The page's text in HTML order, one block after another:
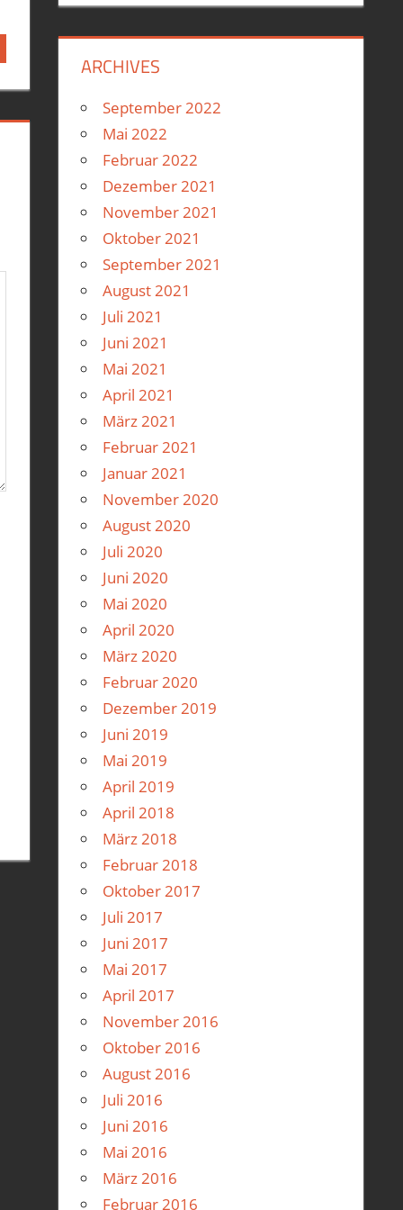
ARCHIVES
September 2022
Mai 2022
Februar 2022
Dezember 2021
November 2021
Oktober 2021
September 2021
August 2021
Juli 2021
Juni 2021
Mai 2021
April 2021
März 2021
Februar 2021
Januar 2021
November 2020
August 2020
Juli 2020
Juni 2020
Mai 2020
April 2020
März 2020
Februar 2020
Dezember 2019
Juni 2019
Mai 2019
April 2019
April 2018
März 2018
Februar 2018
Oktober 2017
Juli 2017
Juni 2017
Mai 2017
April 2017
November 2016
Oktober 2016
August 2016
Juli 2016
Juni 2016
Mai 2016
März 2016
Februar 2016